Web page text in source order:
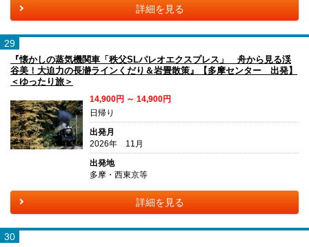
詳細を見る
29
『懐かしの蒸気機関車「秩父SLパレオエクスプレス」 舟から見る渓
谷美！大迫力の長瀞ラインくだり＆岩畳散策』【多摩センター 出発】
＜ゆったり旅＞
14,900円 ～ 14,900円
日帰り
出発月
2026年 11月
出発地
多摩・西東京等
詳細を見る
30